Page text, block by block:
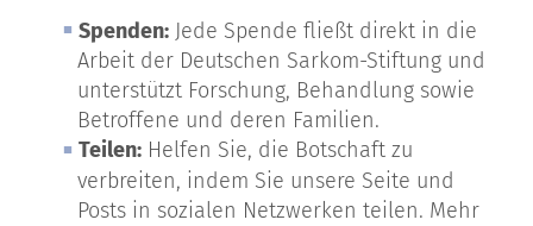
Spenden: Jede Spende fließt direkt in die
Arbeit der Deutschen Sarkom-Stiftung und
unterstützt Forschung, Behandlung sowie
Betroffene und deren Familien.
Teilen: Helfen Sie, die Botschaft zu
verbreiten, indem Sie unsere Seite und
Posts in sozialen Netzwerken teilen. Mehr